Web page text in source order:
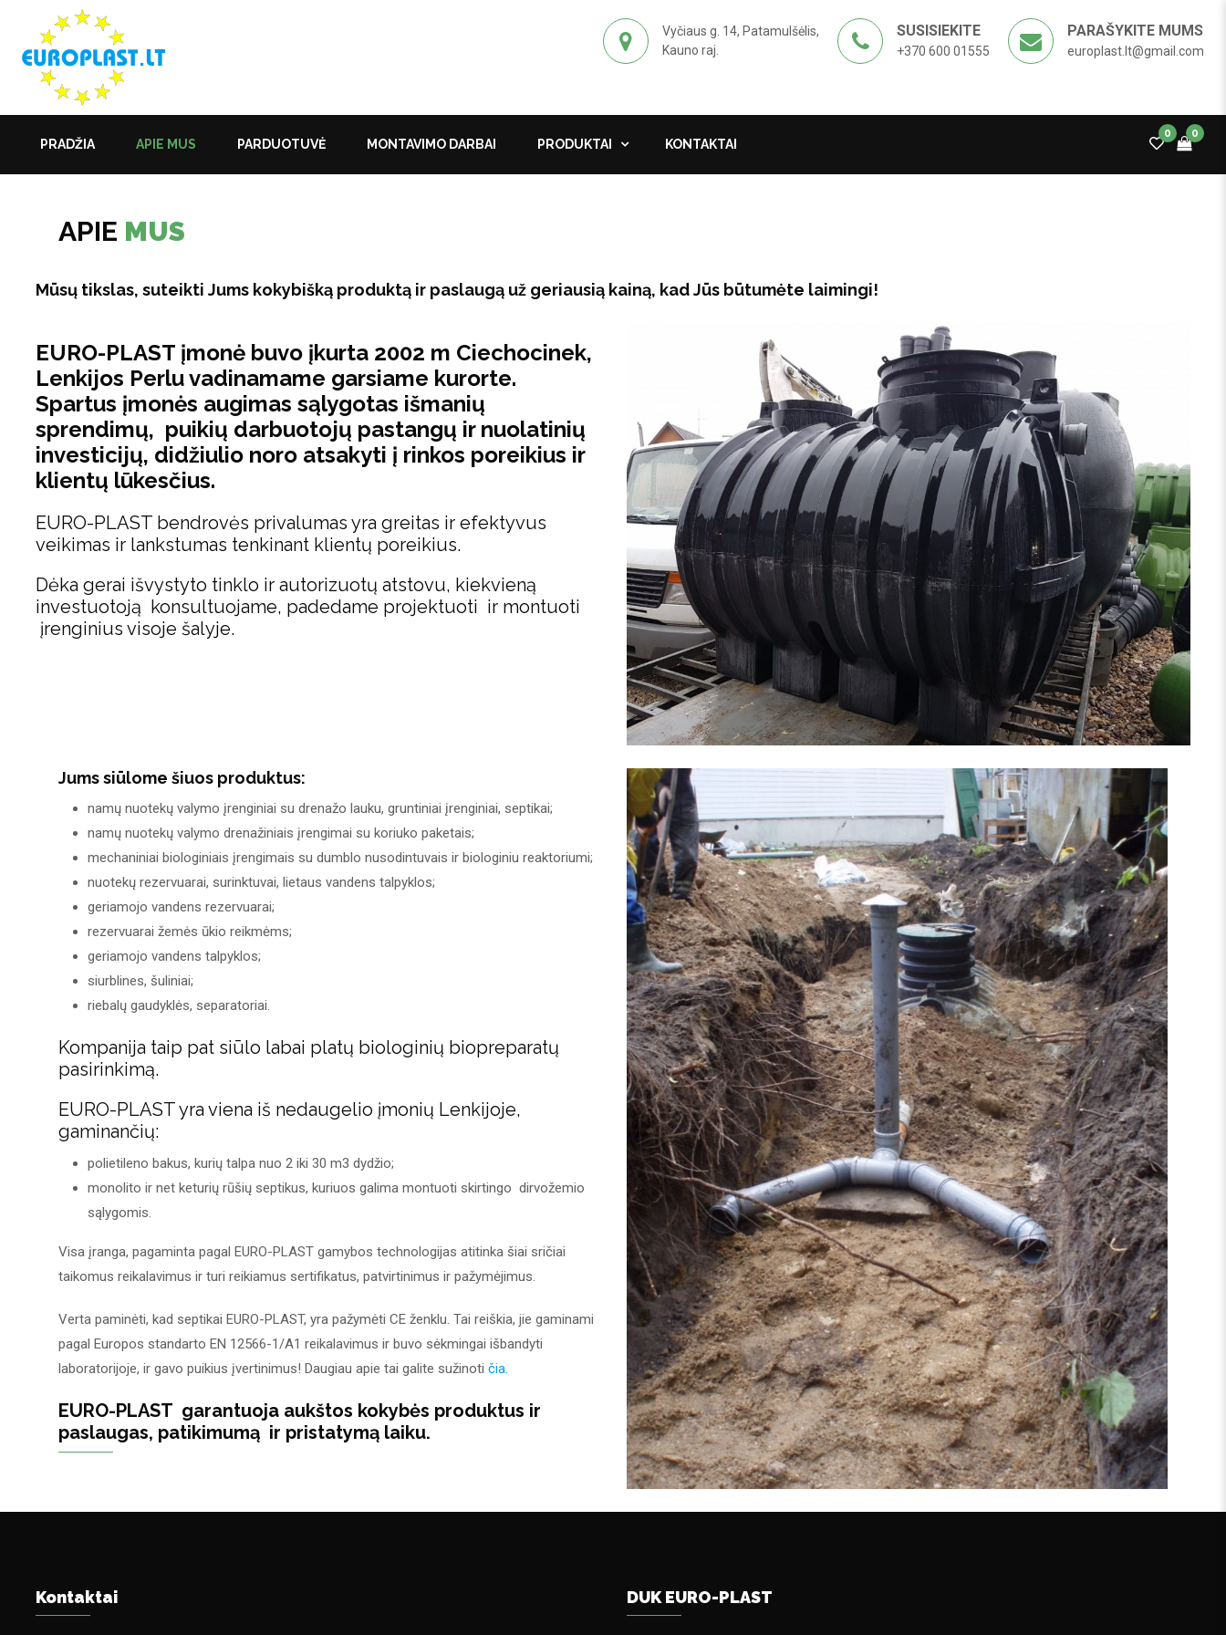
Vyčiaus g. 14, Patamulšėlis,
Kauno raj.
SUSISIEKITE
+370 600 01555
PARAŠYKITE MUMS
europlast.lt@gmail.com
PRADŽIA APIE MUS PARDUOTUVĖ MONTAVIMO DARBAI PRODUKTAI KONTAKTAI
0 0
APIE MUS
Mūsų tikslas, suteikti Jums kokybišką produktą ir paslaugą už geriausią kainą, kad Jūs būtumėte laimingi!
EURO-PLAST įmonė buvo įkurta 2002 m Ciechocinek,
Lenkijos Perlu vadinamame garsiame kurorte.
Spartus įmonės augimas sąlygotas išmanių
sprendimų, puikių darbuotojų pastangų ir nuolatinių
investicijų, didžiulio noro atsakyti į rinkos poreikius ir
klientų lūkesčius.
EURO-PLAST bendrovės privalumas yra greitas ir efektyvus
veikimas ir lankstumas tenkinant klientų poreikius.
Dėka gerai išvystyto tinklo ir autorizuotų atstovu, kiekvieną
investuotoją konsultuojame, padedame projektuoti ir montuoti
įrenginius visoje šalyje.
Jums siūlome šiuos produktus:
namų nuotekų valymo įrenginiai su drenažo lauku, gruntiniai įrenginiai, septikai;
namų nuotekų valymo drenažiniais įrengimai su koriuko paketais;
mechaniniai biologiniais įrengimais su dumblo nusodintuvais ir biologiniu reaktoriumi;
nuotekų rezervuarai, surinktuvai, lietaus vandens talpyklos;
geriamojo vandens rezervuarai;
rezervuarai žemės ūkio reikmėms;
geriamojo vandens talpyklos;
siurblines, šuliniai;
riebalų gaudyklės, separatoriai.
Kompanija taip pat siūlo labai platų biologinių biopreparatų
pasirinkimą.
EURO-PLAST yra viena iš nedaugelio įmonių Lenkijoje,
gaminančių:
polietileno bakus, kurių talpa nuo 2 iki 30 m3 dydžio;
monolito ir net keturių rūšių septikus, kuriuos galima montuoti skirtingo dirvožemio
sąlygomis.
Visa įranga, pagaminta pagal EURO-PLAST gamybos technologijas atitinka šiai sričiai
taikomus reikalavimus ir turi reikiamus sertifikatus, patvirtinimus ir pažymėjimus.
Verta paminėti, kad septikai EURO-PLAST, yra pažymėti CE ženklu. Tai reiškia, jie gaminami
pagal Europos standarto EN 12566-1/A1 reikalavimus ir buvo sėkmingai išbandyti
laboratorijoje, ir gavo puikius įvertinimus! Daugiau apie tai galite sužinoti čia.
EURO-PLAST garantuoja aukštos kokybės produktus ir
paslaugas, patikimumą ir pristatymą laiku.
Kontaktai DUK EURO-PLAST